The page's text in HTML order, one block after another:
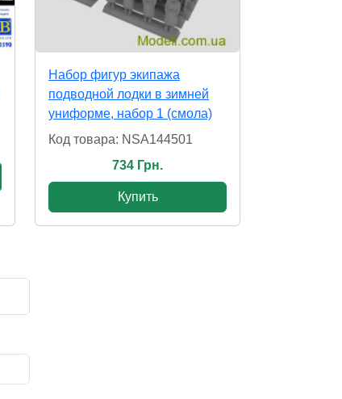
Набор фигур экипажа
подводной лодки в зимней
униформе, набор 1 (смола)
Код товара: NSA144501
734 Грн.
Купить